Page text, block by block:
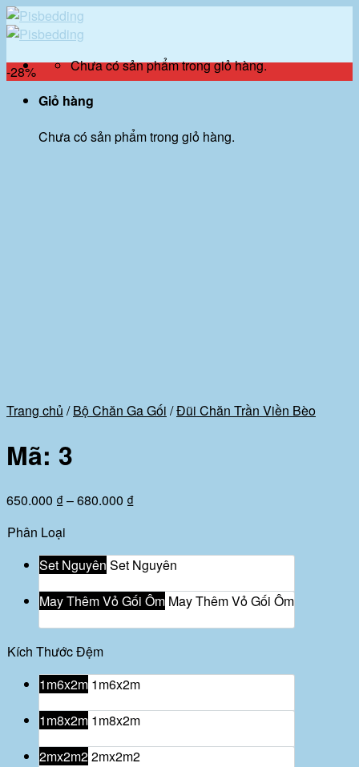
Skip
to
Chưa có sản phẩm trong giỏ hàng.
Giỏ hàng
Chưa có sản phẩm trong giỏ hàng.
-28%
Trang chủ / Bộ Chăn Ga Gối /Đũi Chăn Trần Viền Bèo
Mã: 3
650.000 ₫–680.000 ₫Khoảng
650.000 ₫
đến
680.000 ₫
Phân Loại
Set Nguyên Set Nguyên
May Thêm Vỏ Gối Ôm May Thêm Vỏ Gối Ôm
Kích Thước Đệm
1m6x2m 1m6x2m
1m8x2m 1m8x2m
2mx2m22mx2m2